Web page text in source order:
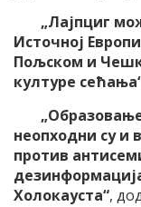
„Лајпциг
Источној
Пољском и
културе
неопходни су и
против
Холокауста“,